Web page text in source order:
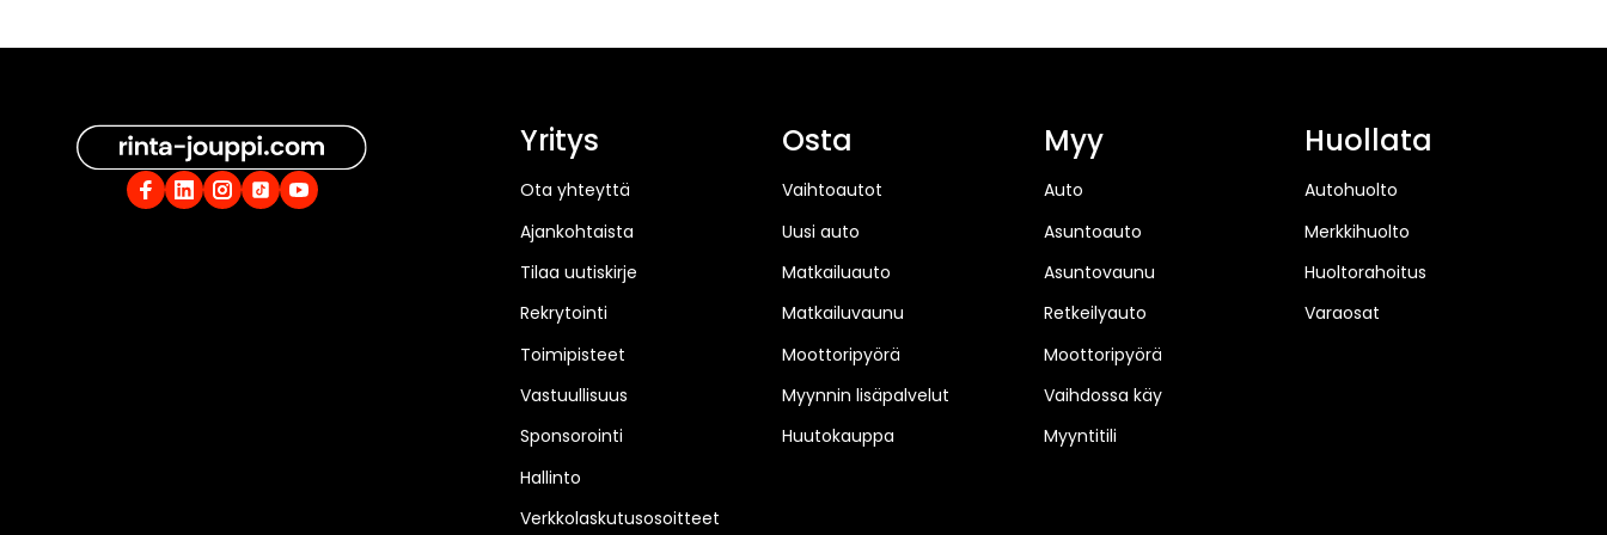
Yritys
Ota yhteyttä
Ajankohtaista
Tilaa uutiskirje
Rekrytointi
Toimipisteet
Vastuullisuus
Sponsorointi
Hallinto
Verkkolaskutusosoitteet
Osta
Vaihtoautot
Uusi auto
Matkailuauto
Matkailuvaunu
Moottoripyörä
Myynnin lisäpalvelut
Huutokauppa
Myy
Auto
Asuntoauto
Asuntovaunu
Retkeilyauto
Moottoripyörä
Vaihdossa käy
Myyntitili
Huollata
Autohuolto
Merkkihuolto
Huoltorahoitus
Varaosat